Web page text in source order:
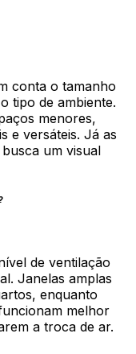
conta o tamanho
tipo de ambiente.
menores,
e versáteis. Já as
um visual
de ventilação
Janelas amplas
enquanto
melhor
a troca de ar.